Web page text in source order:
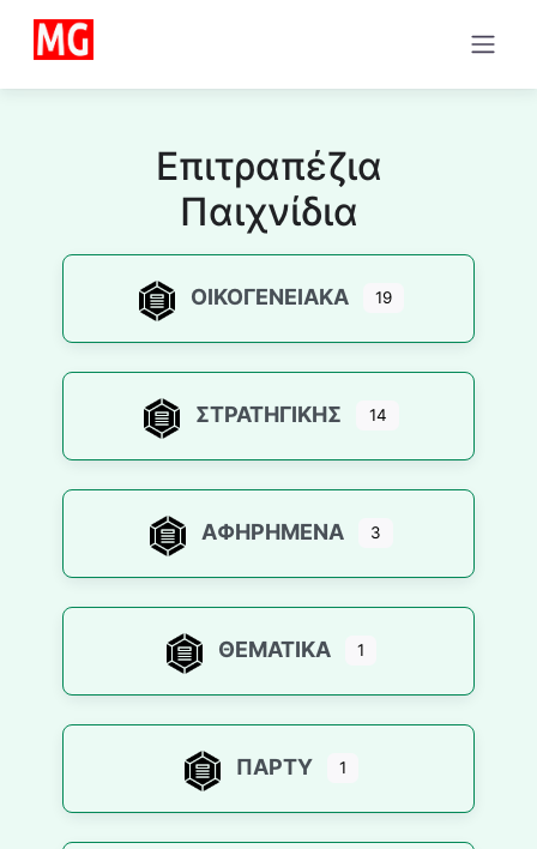
Μετάβαση
Επιτραπέζια
Παιχνίδια
ΟΙΚΟΓΕΝΕΙΑΚΆ 19
ΣΤΡΑΤΗΓΙΚΉΣ 14
ΑΦΗΡΗΜΈΝΑ 3
ΘΕΜΑΤΙΚΆ 1
ΠΆΡΤΥ 1